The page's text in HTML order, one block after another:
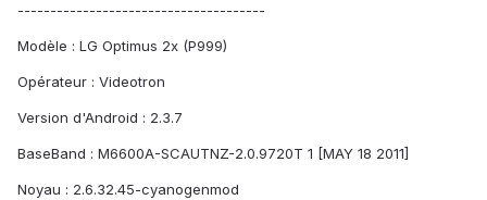
--------------------------------------
Modèle : LG Optimus 2x (P999)
Opérateur : Videotron
Version d'Android : 2.3.7
BaseBand : M6600A-SCAUTNZ-2.0.9720T 1 [MAY 18 2011]
Noyau : 2.6.32.45-cyanogenmod